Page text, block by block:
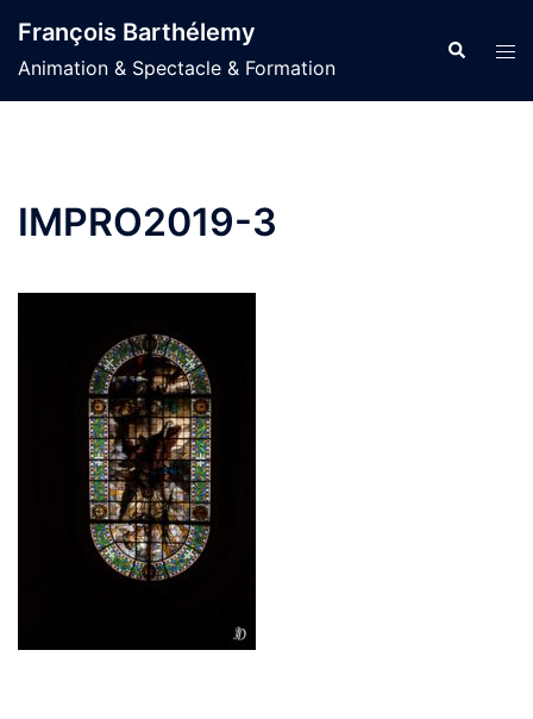
au
contenu
François Barthélemy
Animation & Spectacle & Formation
IMPRO2019-3